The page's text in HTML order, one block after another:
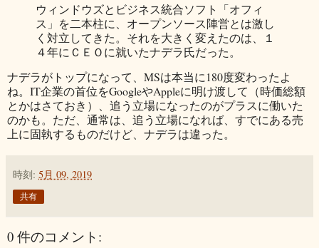
ウィンドウズとビジネス統合ソフト「オフィ
ス」を二本柱に、オープンソース陣営とは激し
く対立してきた。それを大きく変えたのは、１
４年にＣＥＯに就いたナデラ氏だった。
ナデラがトップになって、MSは本当に180度変わったよ
ね。IT企業の首位をGoogleやAppleに明け渡して（時価総額
とかはさておき）、追う立場になったのがプラスに働いた
のかも。ただ、通常は、追う立場になれば、すでにある売
上に固執するものだけど、ナデラは違った。
時刻: 5月 09, 2019
共有
0 件のコメント: